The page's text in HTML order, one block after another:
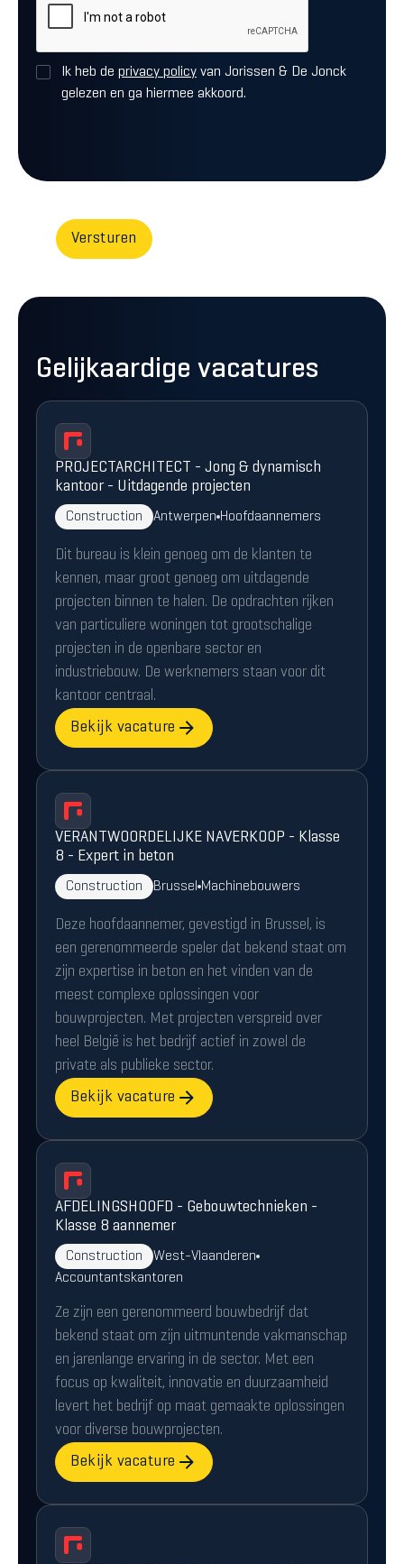
Ik heb de privacy policy van Jorissen & De Jonck
gelezen en ga hiermee akkoord.
Gelijkaardige vacatures
PROJECTARCHITECT - Jong & dynamisch
kantoor - Uitdagende projecten
Construction Antwerpen Hoofdaannemers
Dit bureau is klein genoeg om de klanten te
kennen, maar groot genoeg om uitdagende
projecten binnen te halen. De opdrachten rijken
van particuliere woningen tot grootschalige
projecten in de openbare sector en
industriebouw. De werknemers staan voor dit
kantoor centraal.
Bekijk vacature
VERANTWOORDELIJKE NAVERKOOP - Klasse
8 - Expert in beton
Construction Brussel Machinebouwers
Deze hoofdaannemer, gevestigd in Brussel, is
een gerenommeerde speler dat bekend staat om
zijn expertise in beton en het vinden van de
meest complexe oplossingen voor
bouwprojecten. Met projecten verspreid over
heel België is het bedrijf actief in zowel de
private als publieke sector.
Bekijk vacature
AFDELINGSHOOFD - Gebouwtechnieken -
Klasse 8 aannemer
Construction
West-Vlaanderen
Accountantskantoren
Ze zijn een gerenommeerd bouwbedrijf dat
bekend staat om zijn uitmuntende vakmanschap
en jarenlange ervaring in de sector. Met een
focus op kwaliteit, innovatie en duurzaamheid
levert het bedrijf op maat gemaakte oplossingen
voor diverse bouwprojecten.
Bekijk vacature